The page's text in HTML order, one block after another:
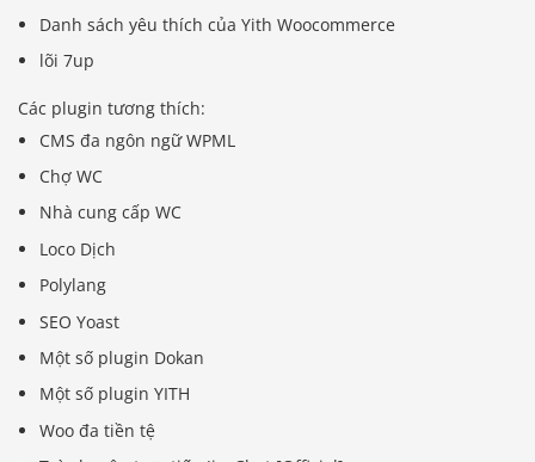
Danh sách yêu thích của Yith Woocommerce
lõi 7up
Các plugin tương thích:
CMS đa ngôn ngữ WPML
Chợ WC
Nhà cung cấp WC
Loco Dịch
Polylang
SEO Yoast
Một số plugin Dokan
Một số plugin YITH
Woo đa tiền tệ